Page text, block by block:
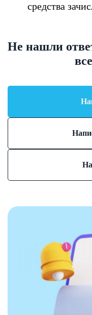
средства
Не нашли